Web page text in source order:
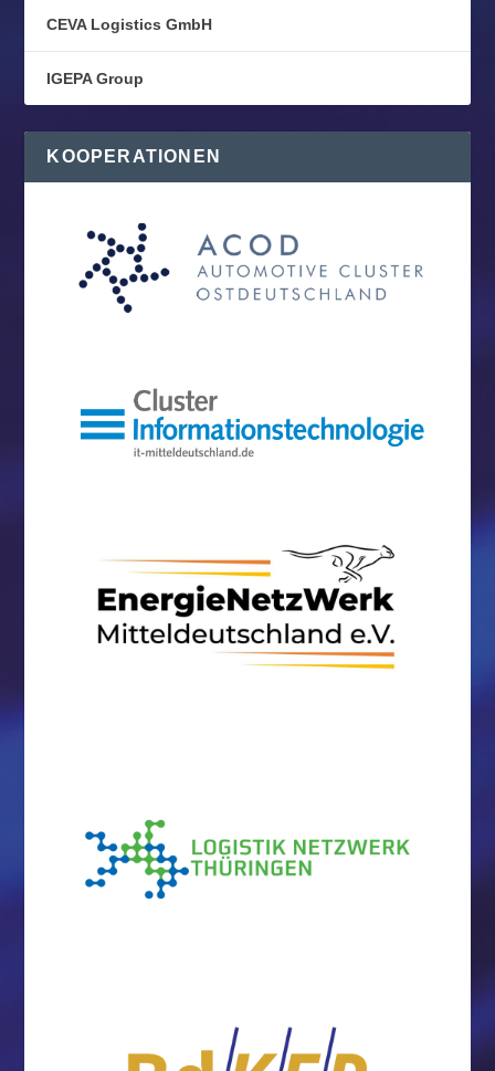
CEVA Logistics GmbH
IGEPA Group
KOOPERATIONEN